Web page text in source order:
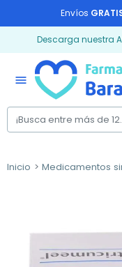
Envíos
Descarga nuestra
menu
Inicio Medicamentos